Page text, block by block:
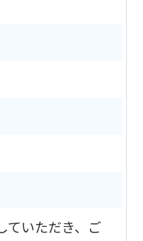
ていただき、ご